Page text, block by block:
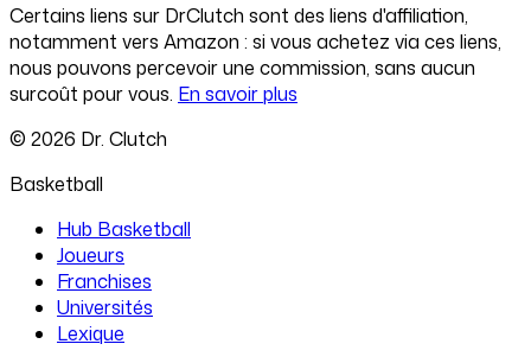
Certains liens sur DrClutch sont des liens d'affiliation,
notamment vers Amazon : si vous achetez via ces liens,
nous pouvons percevoir une commission, sans aucun
surcoût pour vous. En savoir plus
© 2026 Dr. Clutch
Basketball
Hub Basketball
Joueurs
Franchises
Universités
Lexique